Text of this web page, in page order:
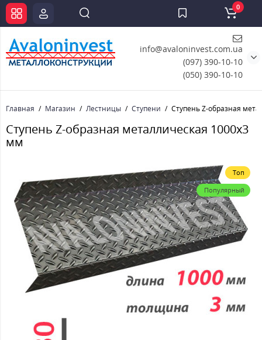
info@avaloninvest.com.ua
(097) 390-10-10
(050) 390-10-10
0
Главная Магазин Лестницы Ступени Ступень Z-образная
Ступень Z-образная металлическая 1000x3
мм
Топ
Популярный